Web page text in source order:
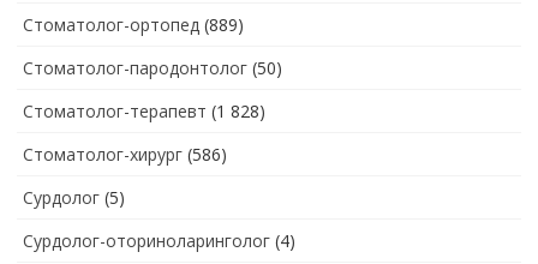
Стоматолог-ортопед (889)
Стоматолог-пародонтолог (50)
Стоматолог-терапевт (1 828)
Стоматолог-хирург (586)
Сурдолог (5)
Сурдолог-оториноларинголог (4)